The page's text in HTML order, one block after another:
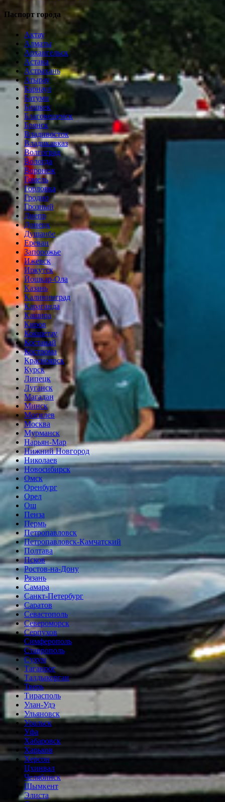
Паспорт города
Актау
Алматы
Архангельск
Астана
Астрахань
Атырау
Барнаул
Батуми
Бишкек
Благовещенск
Брянск
Владивосток
Владикавказ
Волгоград
Вологда
Воронеж
Гомель
Горловка
Гродно
Грозный
Днепр
Донецк
Душанбе
Ереван
Запорожье
Ижевск
Иркутск
Йошкар-Ола
Казань
Калининград
Караганда
Кашира
Киров
Кокшетау
Костанай
Кострома
Красноярск
Курск
Липецк
Луганск
Магадан
Минск
Могилев
Москва
Мурманск
Нарьян-Мар
Нижний Новгород
Николаев
Новосибирск
Омск
Оренбург
Орел
Ош
Пенза
Пермь
Петропавловск
Петропавловск-Камчатский
Полтава
Псков
Ростов-на-Дону
Рязань
Самара
Санкт-Петербург
Саратов
Севастополь
Североморск
Серпухов
Симферополь
Ставрополь
Сухум
Таганрог
Tалдыкорган
Тверь
Тирасполь
Улан-Удэ
Ульяновск
Уральск
Уфа
Хабаровск
Харьков
Херсон
Цхинвал
Челябинск
Шымкент
Элиста